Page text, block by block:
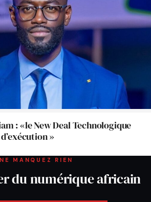
: «le New Deal Technologique
»
NE MANQUEZ RIEN
du numérique africain